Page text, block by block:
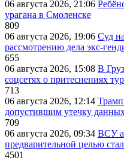
06 августа 2026, 21:06
урагана в Смоленске
809
06 августа 2026, 19:06 Суд
рассмотрению дела экс-
655
06 августа 2026, 15:08 В
соцсетях о притеснениях
713
06 августа 2026, 12:14
допустившим утечку
709
06 августа 2026, 09:34 ВСУ
предварительной целью
4501